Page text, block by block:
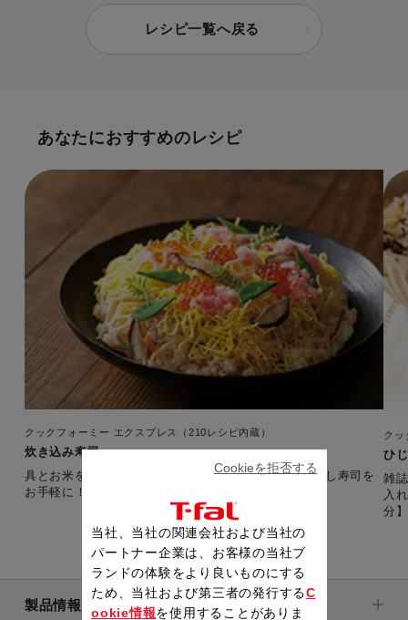
レシピ一覧へ戻る
あなたにおすすめのレシピ
クックフォーミー エクスプレス（210レシピ内蔵）
炊き込み寿司
具とお米をいっしょに炊き込んで、手間がかかるちらし寿司を
クッ
ひ
雑
入れ
分】
製品情報
当社、当社の関連会社および当社の
パートナー企業は、お客様の当社ブ
ランドの体験をより良いものにする
ため、当社および第三者の発行するC
ookie情報を使用することがありま
Cookieを拒否する